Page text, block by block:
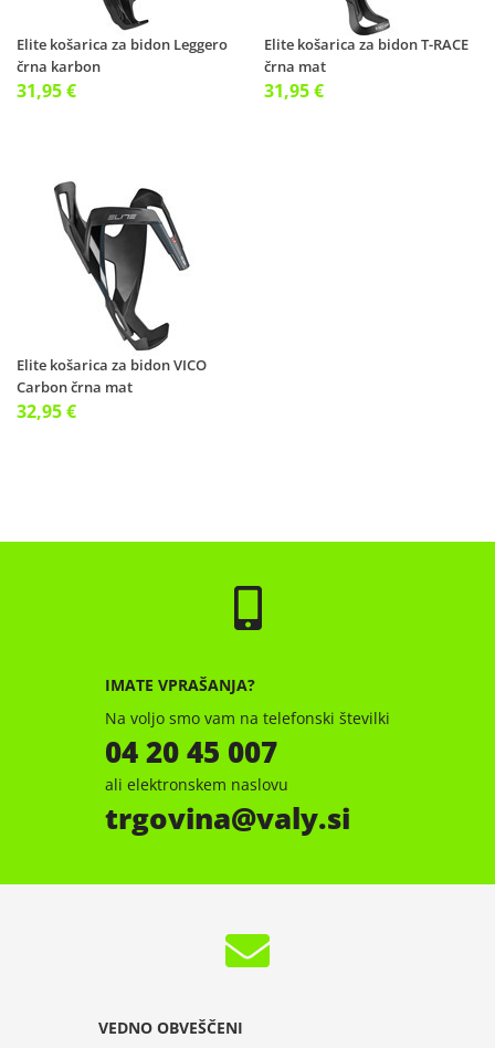
Elite košarica za bidon Leggero
črna karbon
31,95 €
Elite košarica za bidon T-RACE
črna mat
31,95 €
Elite košarica za bidon VICO
Carbon črna mat
32,95 €
IMATE VPRAŠANJA?
Na voljo smo vam na telefonski številki
04 20 45 007
ali elektronskem naslovu
trgovina valy.si
VEDNO OBVEŠČENI